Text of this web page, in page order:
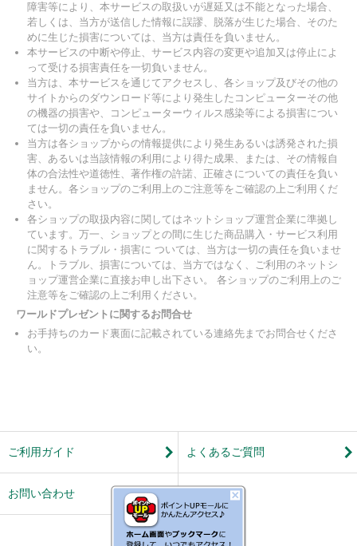
障害等により、本サービスの取扱いが遅延又は不能となった場合、
若しくは、当方が送信した情報に誤謬、脱落が生じた場合、そのた
めに生じた損害については、当方は責任を負いません。
本サービスの中断や停止、サービス内容の変更や追加又は停止によ
って受ける損害責任を一切負いません。
当方は、本サービスを通じてアクセスし、各ショップ及びその他の
サイトからのダウンロード等により発生したコンピューターその他
の機器の損害や、コンピューターウィルス感染等による損害につい
ては一切の責任を負いません。
当方は各ショップからの情報提供により発生あるいは誘発された損
害、あるいは当該情報の利用により得た成果、または、その情報自
体の合法性や道徳性、著作権の許諾、正確さについての責任を負い
ません。各ショップのご利用上のご注意等をご確認の上ご利用くだ
さい。
各ショップの取扱内容に関してはネットショップ運営企業に準拠し
ています。万一、ショップとの間に生じた商品購入・サービス利用
に関するトラブル・損害に ついては、当方は一切の責任を負いませ
ん。トラブル、損害については、当方ではなく、ご利用のネットシ
ョップ運営企業に直接お申し出下さい。 各ショップのご利用上のご
注意等をご確認の上ご利用ください。
ワールドプレゼントに関するお問合せ
お手持ちのカード裏面に記載されている連絡先までお問合せくださ
い。
ご利用ガイド よくあるご質問
お問い合わせ